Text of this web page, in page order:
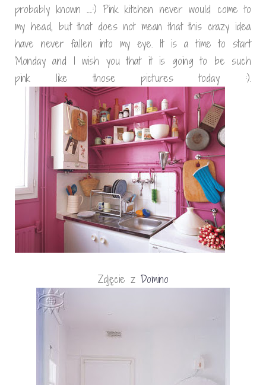
probably known ….:) Pink kitchen never would come to
my head, but that does not mean that this crazy idea
have never fallen into my eye. It is a time to start
Monday and I wish you that it is going to be such
pink like those pictures today :).
Zdjęcie z Domino